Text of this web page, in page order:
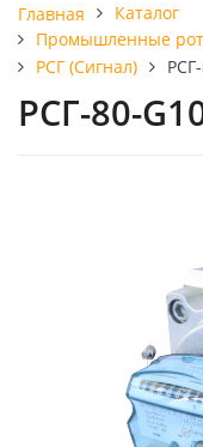
Главная
Каталог
Промышленные
РСГ (Сигнал)
РСГ-80-